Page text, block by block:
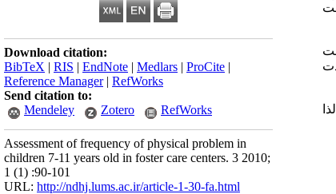
Download citation:
BibTeX | RIS | EndNote | Medlars | ProCite |
Reference Manager| RefWorks
Send citation to:
Mendeley
Zotero RefWorks
Assessment of frequency of physical problem in
children 7-11 years old in foster care centers. 3 2010;
1 (1) :90-101
URL: http://ndhj.lums.ac.ir/article-1-30-fa.html
(5/90 درصد)، پوست